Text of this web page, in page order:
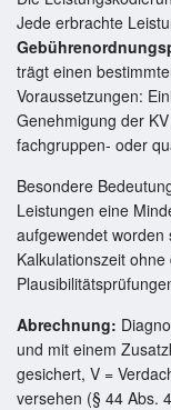
Jede erbrachte
trägt einen
Voraussetzungen:
Genehmigung der
fachgruppen- oder
Besondere
Leistungen eine
aufgewendet
Kalkulationszeit
Abrechnung:
und mit einem
gesichert, V =
versehen (§ 44 Abs.